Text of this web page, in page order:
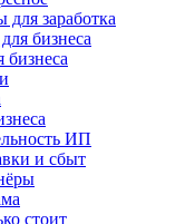
для заработка
бизнеса
бизнеса
ИП
и сбыт
стоит